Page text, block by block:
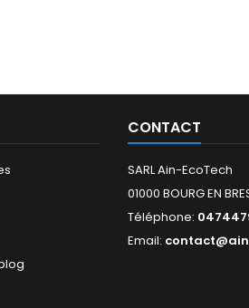
CONTACT
SARL Ain-EcoTech
01000 BOURG EN
Téléphone:
Email: